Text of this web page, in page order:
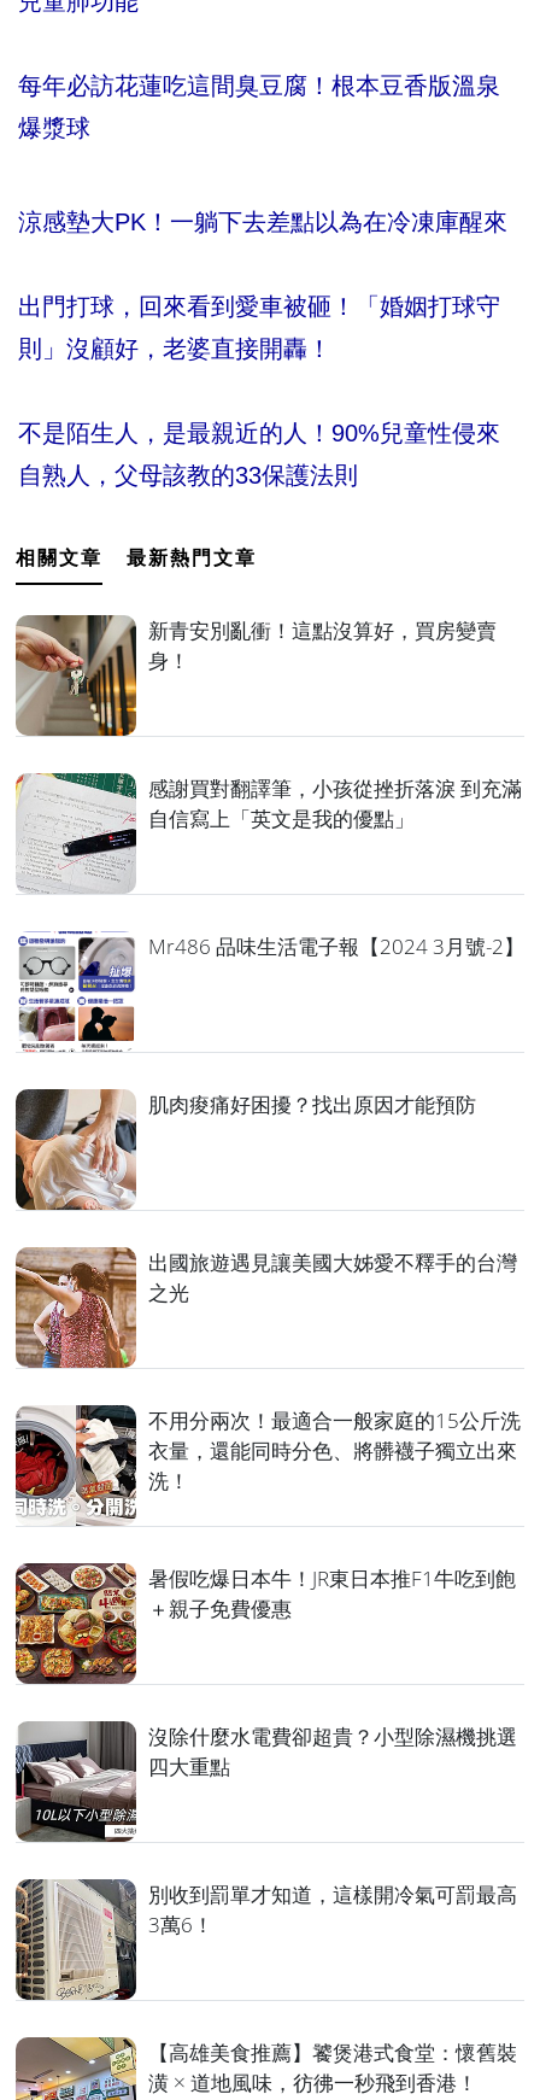
每年必訪花蓮吃這間臭豆腐！根本豆香版溫泉
爆漿球
涼感墊大PK！一躺下去差點以為在冷凍庫醒來
出門打球，回來看到愛車被砸！「婚姻打球守
則」沒顧好，老婆直接開轟！
不是陌生人，是最親近的人！90%兒童性侵來
自熟人，父母該教的33保護法則
相關文章 最新熱門文章
新青安別亂衝！這點沒算好，買房變賣
身！
感謝買對翻譯筆，小孩從挫折落淚 到充滿
自信寫上「英文是我的優點」
Mr486 品味生活電子報【2024 3月號-2】
肌肉痠痛好困擾？找出原因才能預防
出國旅遊遇見讓美國大姊愛不釋手的台灣
之光
不用分兩次！最適合一般家庭的15公斤洗
衣量，還能同時分色、將髒襪子獨立出來
洗！
暑假吃爆日本牛！JR東日本推F1牛吃到飽
＋親子免費優惠
沒除什麼水電費卻超貴？小型除濕機挑選
四大重點
別收到罰單才知道，這樣開冷氣可罰最高
3萬6！
【高雄美食推薦】饕煲港式食堂：懷舊裝
潢 × 道地風味，彷彿一秒飛到香港！